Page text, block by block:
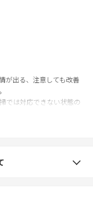
が出る、注意しても改善
では対応できない状態の
可能性があります）
す。
た際は別途ご請求となり